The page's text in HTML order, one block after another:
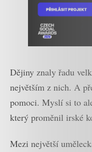
Dějiny znaly řadu
největším z nich. A
pomoci. Myslí si to
který proměnil irské
Mezi největší